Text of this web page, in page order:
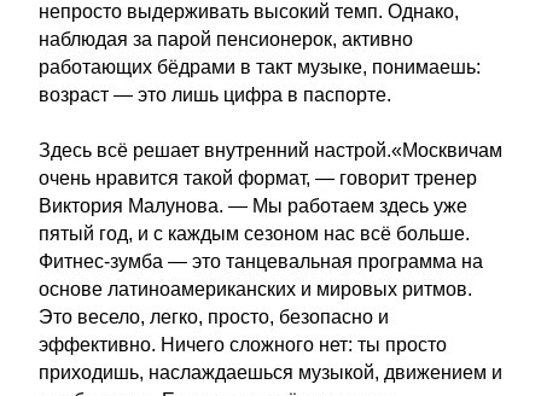
непросто выдерживать высокий темп. Однако,
наблюдая за парой пенсионерок, активно
работающих бёдрами в такт музыке, понимаешь:
возраст — это лишь цифра в паспорте.
Здесь всё решает внутренний настрой.«Москвичам
очень нравится такой формат, — говорит тренер
Виктория Малунова. — Мы работаем здесь уже
пятый год, и с каждым сезоном нас всё больше.
Фитнес-зумба — это танцевальная программа на
основе латиноамериканских и мировых ритмов.
Это весело, легко, просто, безопасно и
эффективно. Ничего сложного нет: ты просто
приходишь, наслаждаешься музыкой, движением и